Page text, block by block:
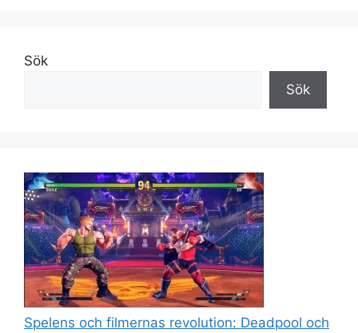
Sök
Sök
Spelens och filmernas revolution: Deadpool och